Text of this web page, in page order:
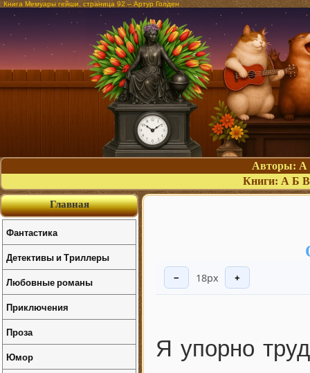
Книга Мемуары гейши, страница 92 – Артур Голден
Авторы: А
Книги: А Б В
− 18px +
Я упорно
Главная
Фантастика
Детективы и Триллеры
Любовные романы
Приключения
Проза
Юмор